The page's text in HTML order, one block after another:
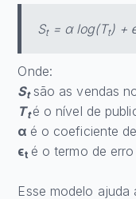
St= α log(Tt) +
Onde:
Stsão as vendas
Tté o nível de
α é o coeficiente
ϵt é o termo de
Esse modelo ajuda